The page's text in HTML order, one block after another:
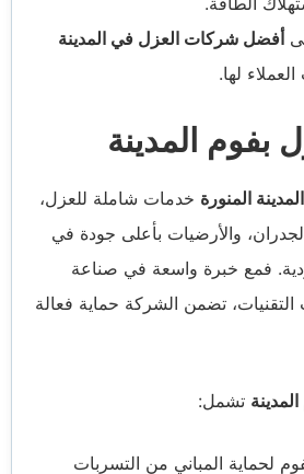
أفضل شركات العزل في المدينة
لها.
بفوم المدينة
المنورة خدمات شاملة للعزل،
والأرضيات بأعلى جودة في
فمع خبرة واسعة في صناعة
تضمن الشركة حماية فعالة
تشمل:
لحماية المباني من التسربات